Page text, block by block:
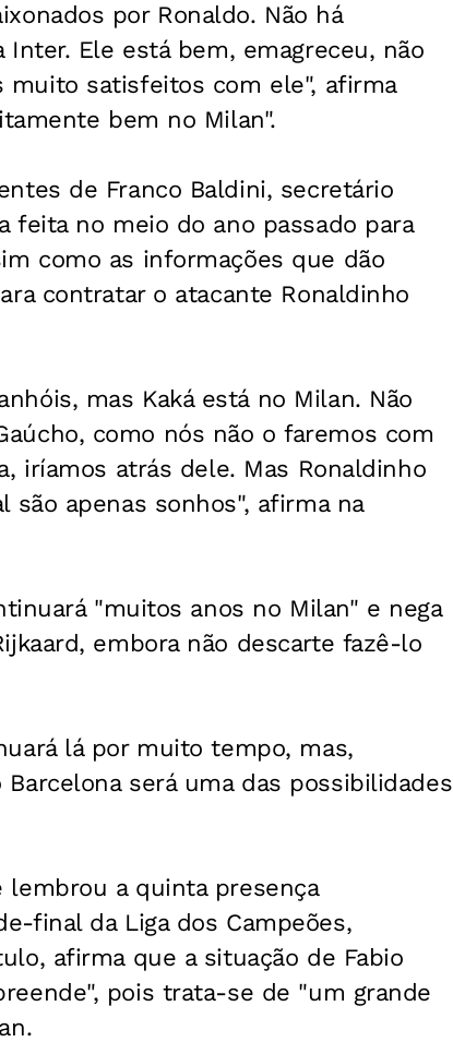
por Ronaldo. Não há
Ele está bem, emagreceu, não
satisfeitos com ele", afirma
bem no Milan".
de Franco Baldini, secretário
feita no meio do ano passado para
como as informações que dão
contratar o atacante Ronaldinho
mas Kaká está no Milan. Não
como nós não o faremos com
iríamos atrás dele. Mas Ronaldinho
são apenas sonhos", afirma na
"muitos anos no Milan" e nega
embora não descarte fazê-lo
lá por muito tempo, mas,
será uma das possibilidades
a quinta presença
final da Liga dos Campeões,
afirma que a situação de Fabio
pois trata-se de "um grande